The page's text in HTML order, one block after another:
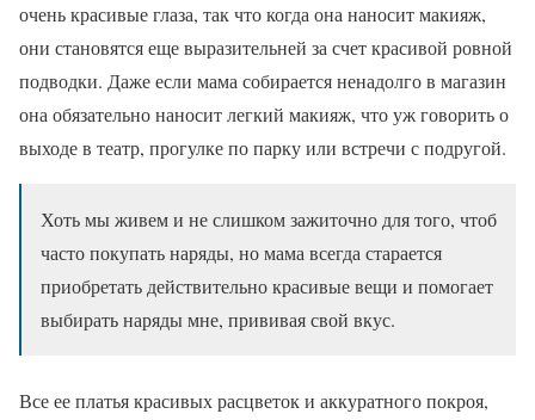
очень красивые глаза, так что когда она наносит макияж,
они становятся еще выразительней за счет красивой ровной
подводки. Даже если мама собирается ненадолго в магазин
она обязательно наносит легкий макияж, что уж говорить о
выходе в театр, прогулке по парку или встречи с подругой.
Хоть мы живем и не слишком зажиточно для того, чтоб
часто покупать наряды, но мама всегда старается
приобретать действительно красивые вещи и помогает
выбирать наряды мне, прививая свой вкус.
Все ее платья красивых расцветок и аккуратного покроя,